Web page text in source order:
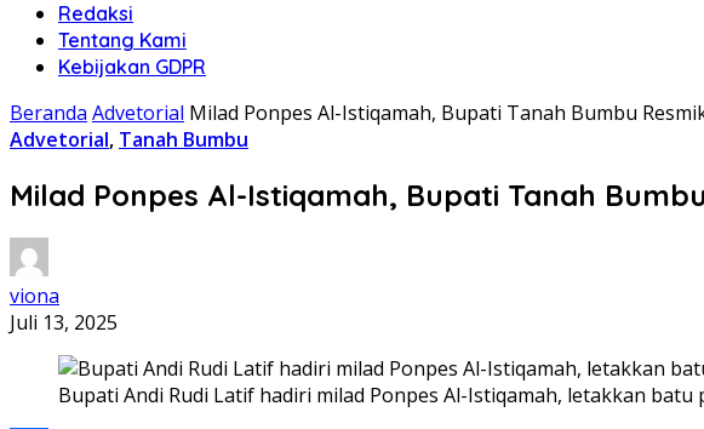
Redaksi
Tentang Kami
Kebijakan GDPR
Beranda Advetorial Milad Ponpes Al-Istiqamah, Bupati Tanah Bumbu
Advetorial, Tanah Bumbu
Milad Ponpes Al-Istiqamah, Bupati Tanah
viona
Juli 13, 2025
Bupati Andi Rudi Latif hadiri milad Ponpes Al-Istiqamah, letakkan